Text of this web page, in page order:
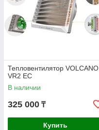
Тепловентилятор VOLCANO
VR2 ЕC
В наличии
325 000 ₸
Купить